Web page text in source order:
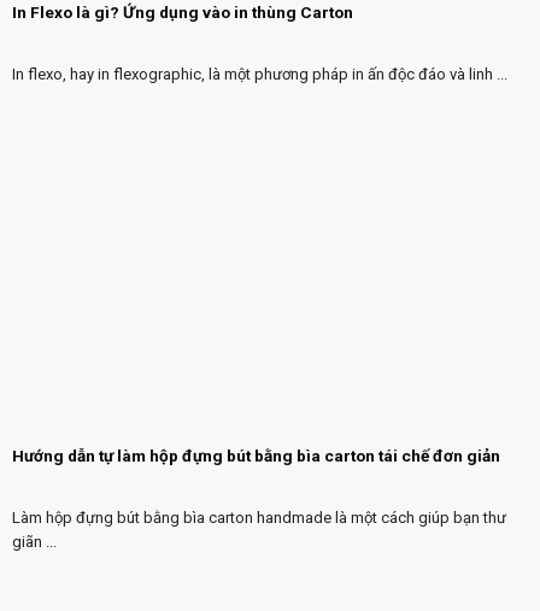
In Flexo là gì? Ứng dụng vào in thùng Carton
In flexo, hay in flexographic, là một phương pháp in ấn độc đáo và linh ...
Hướng dẫn tự làm hộp đựng bút bằng bìa carton tái chế đơn giản
Làm hộp đựng bút bằng bìa carton handmade là một cách giúp bạn thư
giãn ...